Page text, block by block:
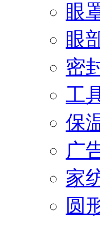
眼
眼
密
工
保
广
家
圆